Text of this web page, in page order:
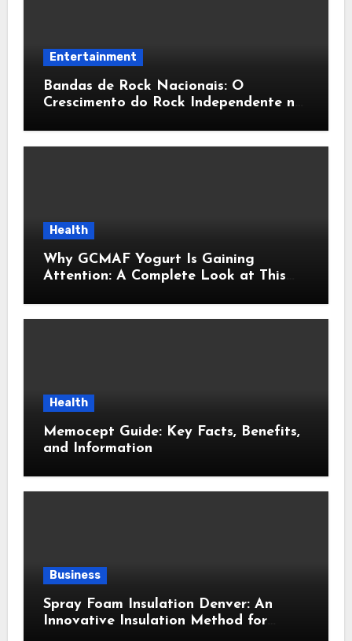
Entertainment
Bandas de Rock Nacionais: O
Crescimento do Rock Independente no
Health
Why GCMAF Yogurt Is Gaining
Attention: A Complete Look at This
Health
Memocept Guide: Key Facts, Benefits,
and Information
Business
Spray Foam Insulation Denver: An
Innovative Insulation Method for